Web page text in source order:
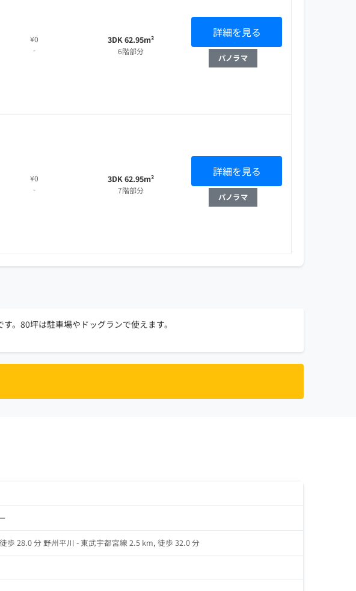
。80坪は駐車場やドッグランで使えます。
28.0 分 野州平川 - 東武宇都宮線 2.5 km, 徒歩 32.0 分
¥0
-
3DK 62.95m²
6階部分
詳細を見る
パノラマ
¥0
-
3DK 62.95m²
7階部分
詳細を見る
パノラマ